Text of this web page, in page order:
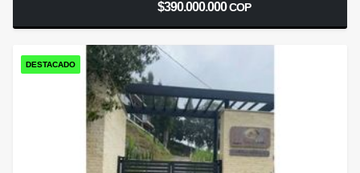
$390.000.000COP
DESTACADO